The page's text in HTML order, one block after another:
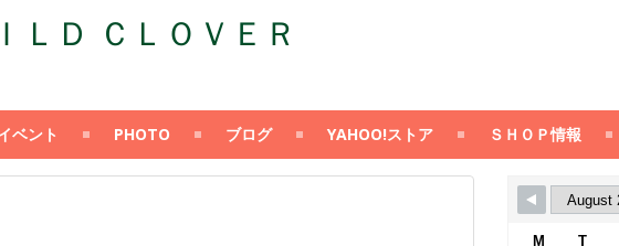
ＣＬＯＶＥＲ
ベント PHOTO ブログ YAHOO!ストア ＳＨＯＰ情報
M T